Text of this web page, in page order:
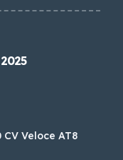
Veloce AT8